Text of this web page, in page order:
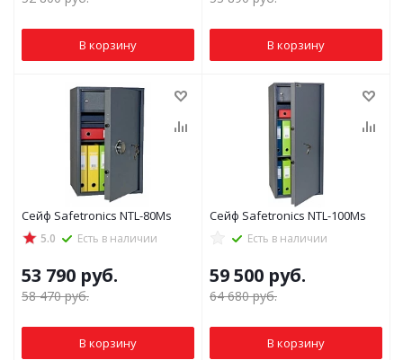
В корзину В корзину
Сейф Safetronics NTL-80Ms
5.0 Есть в наличии
53 790 руб.
58 470руб.
В корзину
Сейф Safetronics NTL-100Ms
Есть в наличии
59 500 руб.
64 680руб.
В корзину